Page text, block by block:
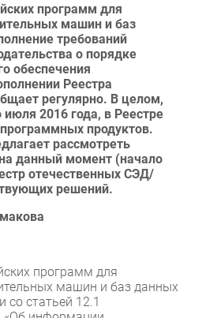
программ для
машин и баз
требований
о порядке
обеспечения
Реестра
регулярно. В целом,
2016 года, в Реестре
продуктов.
рассмотреть
данный момент (начало
отечественных CЭД/
решений.
программ для
машин и баз данных
со статьей 12.1